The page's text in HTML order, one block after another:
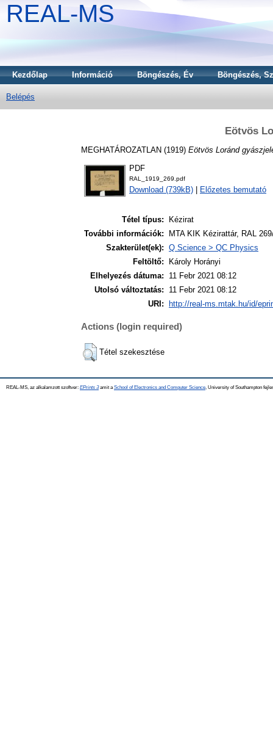
REAL-MS
Kezdőlap Információ Böngészés, Év Böngészés,
Belépés
Eötvös
MEGHATÁROZATLAN (1919) Eötvös Loránd
PDF
RAL_1919_269.pdf
Download (739kB) Előzetes bemutató
Tétel típus:
Kézirat
További információk:
MTA KIK Kézirattár, RAL
Szakterület(ek): Q Science > QC Physics
Feltöltő:
Károly Horányi
Elhelyezés dátuma:
11 Febr 2021 08:12
Utolsó változtatás:
11 Febr 2021 08:12
URI:
http://real-ms.mtak.hu/id/
Actions (login required)
Tétel szekesztése
REAL-MS, az alkalamzott szoftver: EPrints 3amit a School of Electronics and Computer Science , University of Southampton